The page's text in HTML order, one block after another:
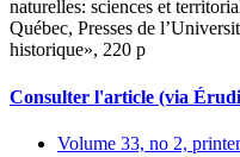
naturelles: sciences et
Québec, Presses de
historique», 220 p
Consulter l'article (via
Volume 33, no 2,